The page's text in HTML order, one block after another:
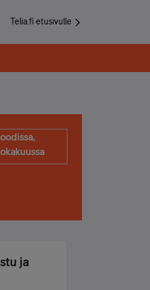
Telia.fi etusivulle
ja